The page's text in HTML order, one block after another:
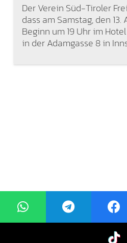
Der Verein Süd-Tiroler
dass am Samstag, den 13.
Beginn um 19 Uhr im
in der Adamgasse 8 in